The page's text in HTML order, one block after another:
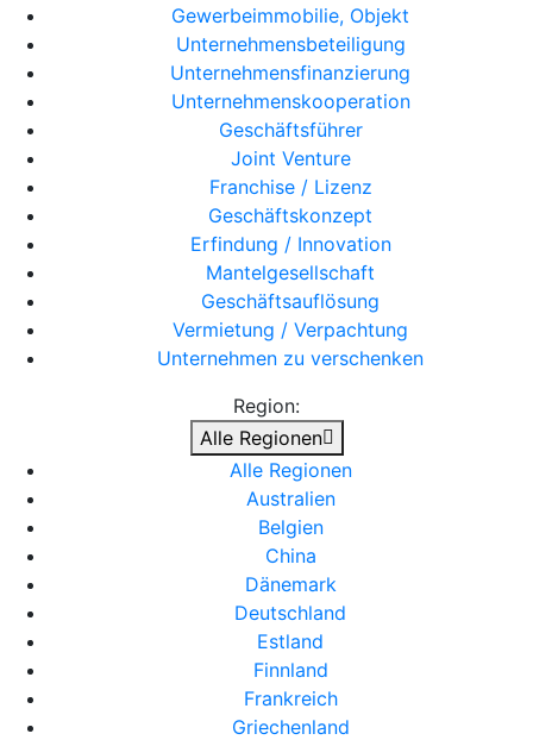
Gewerbeimmobilie, Objekt
Unternehmensbeteiligung
Unternehmensfinanzierung
Unternehmenskooperation
Geschäftsführer
Joint Venture
Franchise / Lizenz
Geschäftskonzept
Erfindung / Innovation
Mantelgesellschaft
Geschäftsauflösung
Vermietung / Verpachtung
Unternehmen zu verschenken
Region:
Alle Regionen
Alle Regionen
Australien
Belgien
China
Dänemark
Deutschland
Estland
Finnland
Frankreich
Griechenland